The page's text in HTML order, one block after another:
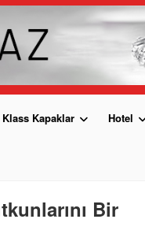
Klass Kapaklar Hotel
Bir